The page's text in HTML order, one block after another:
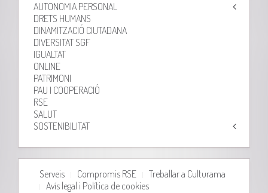
AUTONOMIA PERSONAL
DRETS HUMANS
DINAMITZACIÓ CIUTADANA
DIVERSITAT SGF
IGUALTAT
ONLINE
PATRIMONI
PAU I COOPERACIÓ
RSE
SALUT
SOSTENIBILITAT
Serveis Compromis RSE
Treballar a Culturama
Avís legal i Política de cookies